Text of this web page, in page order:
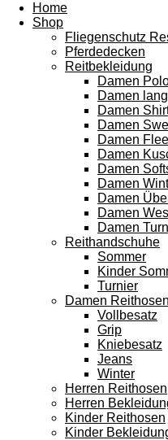
Home
Shop
Fliegenschutz
Pferdedecken
Reitbekleidung
Damen
Damen
Damen
Damen
Damen
Damen
Damen
Damen
Damen
Damen
Damen
Reithandschuhe
Sommer
Kinder
Turnier
Damen Reithosen
Vollbesatz
Grip
Kniebesatz
Jeans
Winter
Herren Reithosen
Herren
Kinder Reithosen
Kinder